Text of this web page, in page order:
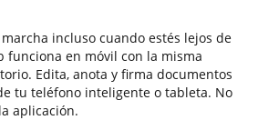
incluso cuando estés lejos de
funciona en móvil con la misma
Edita, anota y firma documentos
tu teléfono inteligente o tableta. No
aplicación.